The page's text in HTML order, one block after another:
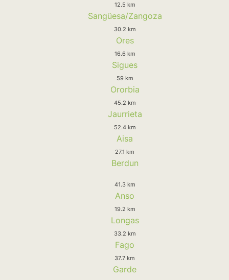
12.5 km
Sangüesa/Zangoza
30.2 km
Ores
16.6 km
Sigues
59 km
Ororbia
45.2 km
Jaurrieta
52.4 km
Aisa
27.1 km
Berdun
41.3 km
Anso
19.2 km
Longas
33.2 km
Fago
37.7 km
Garde